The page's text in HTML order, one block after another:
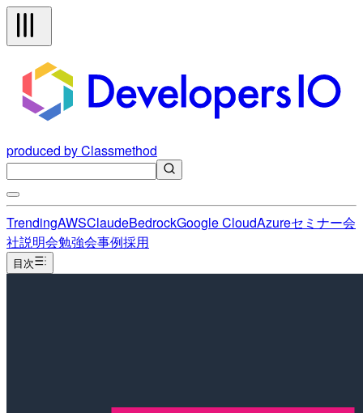
produced by Classmethod
TrendingAWSClaudeBedrockGoogle CloudAzureセミナー会
社説明会勉強会事例採用
目次